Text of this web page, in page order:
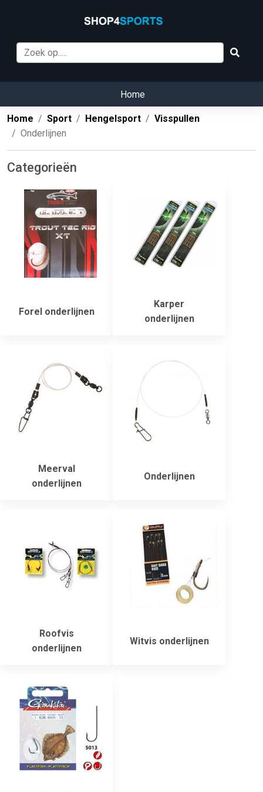
Home
Home Sport Hengelsport
Visspullen
Onderlijnen
Categorieën
Forel onderlijnen
Karper
onderlijnen
Meerval
onderlijnen
Onderlijnen
Roofvis
onderlijnen
Witvis onderlijnen